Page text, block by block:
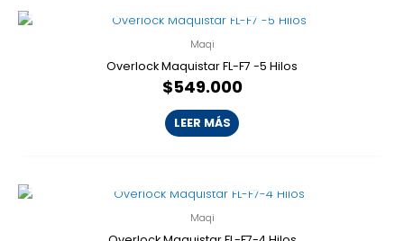
Maqi
Overlock Maquistar FL-F7 -5 Hilos
$549.000
LEER MÁS
Maqi